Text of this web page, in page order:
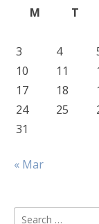
M
T
3
4
10
11
17
18
24
25
31
« Mar
Search